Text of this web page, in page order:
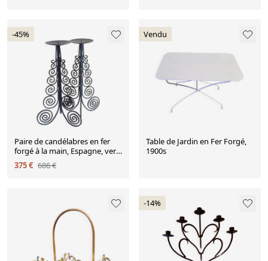
-45%
Paire de candélabres en fer
forgé à la main, Espagne, vers
les années 1970.
375 € 686 €
Vendu
Table de Jardin en Fer Forgé,
1900s
-14%